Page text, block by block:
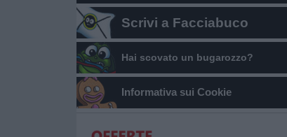
Scrivi a Facciabuco
Hai scovato un bugarozzo?
Informativa sui Cookie